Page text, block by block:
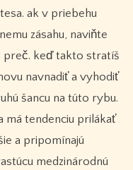
ak v priebehu
zásahu, naviňte
preč. keď takto stratíš
navnadiť a vyhodiť
šancu na túto rybu.
má tendenciu prilákať
a pripomínajú
medzinárodnú